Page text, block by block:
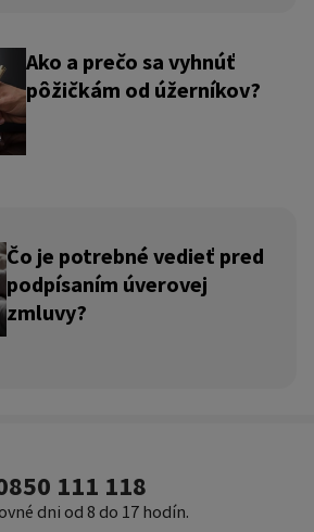
Ako a prečo sa vyhnúť
pôžičkám od úžerníkov?
Čo je potrebné vedieť pred
podpísaním úverovej
zmluvy?
111 118
dni od 8 do 17 hodín.